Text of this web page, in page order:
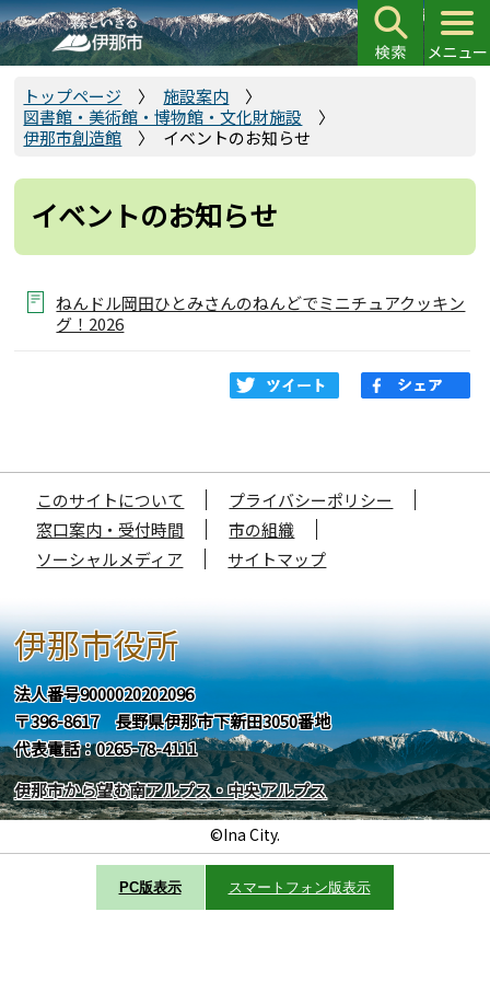
こ
の
ペ
先
トップページ
施設案内
図書館・美術館・博物館・文化財施設
伊那市創造館
イベントのお知らせ
イベントのお知らせ
ねんドル岡田ひとみさんのねんどでミニチュアクッキン
グ！2026
このサイトについて
プライバシーポリシー
窓口案内・受付時間
市の組織
ソーシャルメディア
サイトマップ
伊那市役所
法人番号9000020202096
〒396-8617 長野県伊那市下新田3050番地
代表電話：0265-78-4111
伊那市から望む南アルプス・中央アルプス
©Ina City.
PC版表示 スマートフォン版表示